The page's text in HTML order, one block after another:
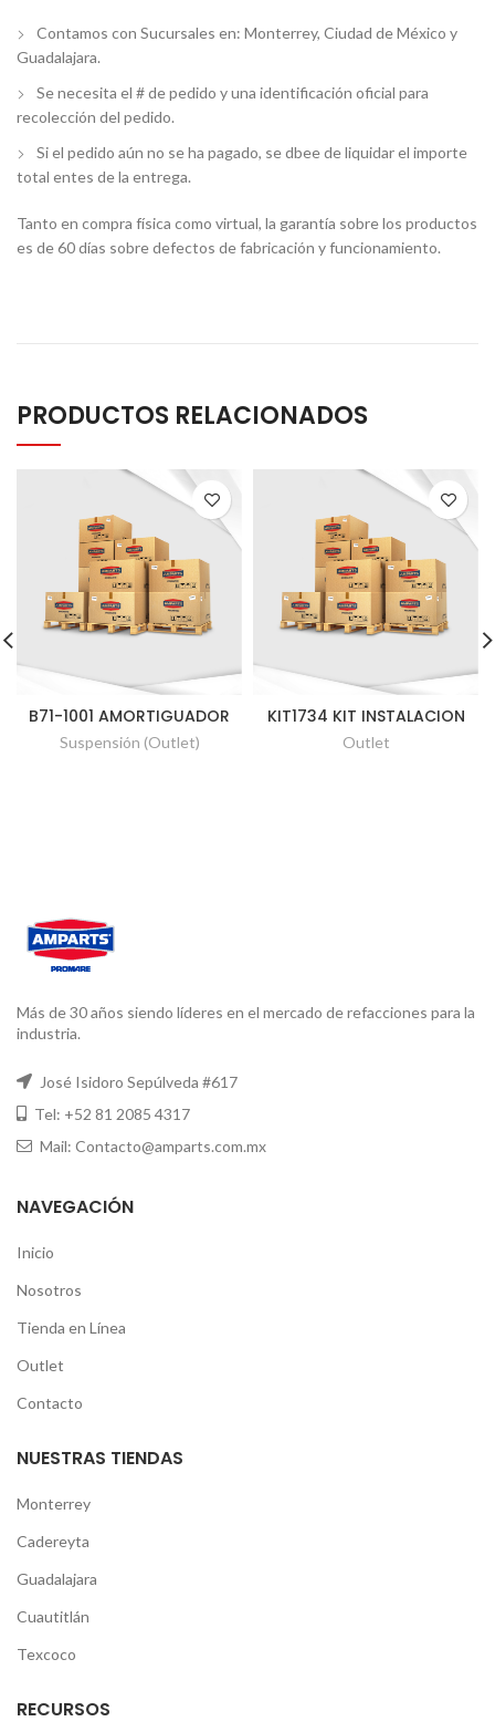
Contamos con Sucursales en: Monterrey, Ciudad de México y
Guadalajara.
Se necesita el # de pedido y una identificación oficial para
recolección del pedido.
Si el pedido aún no se ha pagado, se dbee de liquidar el importe
total entes de la entrega.
Tanto en compra física como virtual, la garantía sobre los productos
es de 60 días sobre defectos de fabricación y funcionamiento.
PRODUCTOS RELACIONADOS
B71-1001 AMORTIGUADOR
Suspensión (Outlet)
KIT1734 KIT INSTALACION
Outlet
Más de 30 años siendo líderes en el mercado de refacciones para la
industria.
José Isidoro Sepúlveda #617
Tel: +52 81 2085 4317
Mail: Contacto@amparts.com.mx
NAVEGACIÓN
Inicio
Nosotros
Tienda en Línea
Outlet
Contacto
NUESTRAS TIENDAS
Monterrey
Cadereyta
Guadalajara
Cuautitlán
Texcoco
RECURSOS